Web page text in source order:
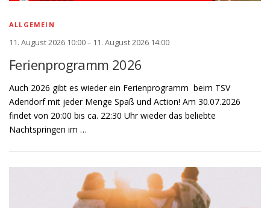
ALLGEMEIN
11. August 2026 10:00 – 11. August 2026 14:00
Ferienprogramm 2026
Auch 2026 gibt es wieder ein Ferienprogramm beim TSV
Adendorf mit jeder Menge Spaß und Action! Am 30.07.2026
findet von 20:00 bis ca. 22:30 Uhr wieder das beliebte
Nachtspringen im …